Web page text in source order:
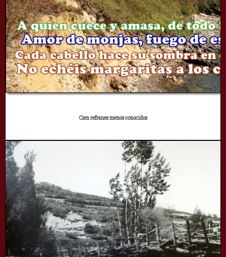
Cien refranes menos conocidos